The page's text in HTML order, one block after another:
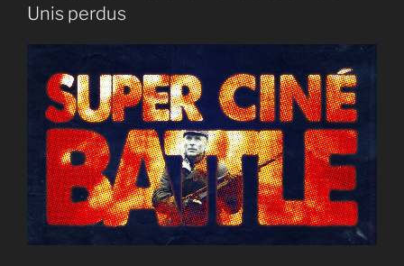
Unis perdus